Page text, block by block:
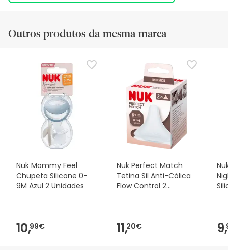
Outros produtos da mesma marca
Nuk Mommy Feel
Chupeta Silicone 0-
9M Azul 2 Unidades
10,99€
Nuk Perfect Match
Tetina Sil Anti-Cólica
Flow Control 2
11,20€ 9,